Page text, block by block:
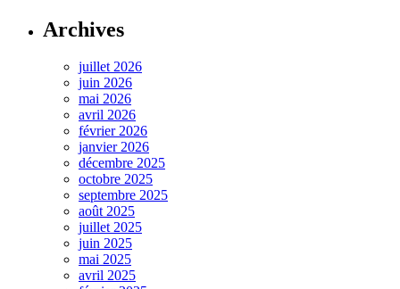
Archives
juillet 2026
juin 2026
mai 2026
avril 2026
février 2026
janvier 2026
décembre 2025
octobre 2025
septembre 2025
août 2025
juillet 2025
juin 2025
mai 2025
avril 2025